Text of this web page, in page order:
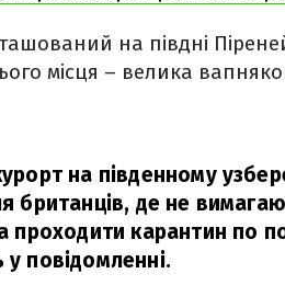
на півдні
місця – велика
на південному
британців, де не
проходити карантин по
повідомленні.